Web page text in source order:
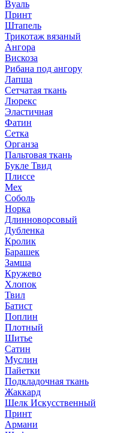
Вуаль
Принт
Штапель
Трикотаж вязаный
Ангора
Вискоза
Рибана под ангору
Лапша
Сетчатая ткань
Люрекс
Эластичная
Фатин
Сетка
Органза
Пальтовая ткань
Букле Твид
Плиссе
Мех
Соболь
Норка
Длинноворсовый
Дубленка
Кролик
Барашек
Замша
Кружево
Хлопок
Твил
Батист
Поплин
Плотный
Шитье
Сатин
Муслин
Пайетки
Подкладочная ткань
Жаккард
Шелк Искусственный
Принт
Армани